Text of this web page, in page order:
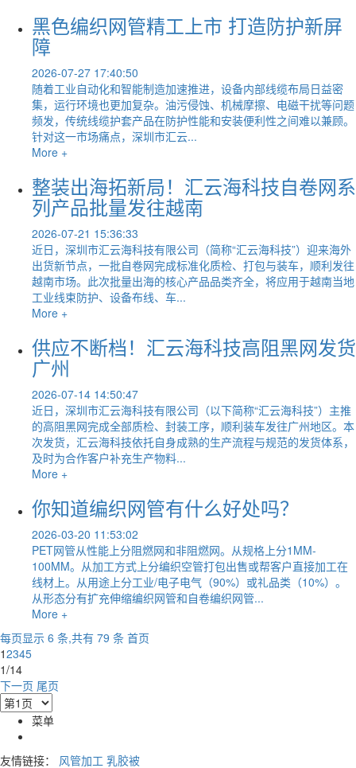
黑色编织网管精工上市 打造防护新屏
障
2026-07-27 17:40:50
随着工业自动化和智能制造加速推进，设备内部线缆布局日益密
集，运行环境也更加复杂。油污侵蚀、机械摩擦、电磁干扰等问题
频发，传统线缆护套产品在防护性能和安装便利性之间难以兼顾。
针对这一市场痛点，深圳市汇云...
More +
整装出海拓新局！汇云海科技自卷网系
列产品批量发往越南
2026-07-21 15:36:33
近日，深圳市汇云海科技有限公司（简称“汇云海科技”）迎来海外
出货新节点，一批自卷网完成标准化质检、打包与装车，顺利发往
越南市场。此次批量出海的核心产品品类齐全，将应用于越南当地
工业线束防护、设备布线、车...
More +
供应不断档！汇云海科技高阻黑网发货
广州
2026-07-14 14:50:47
近日，深圳市汇云海科技有限公司（以下简称“汇云海科技”）主推
的高阻黑网完成全部质检、封装工序，顺利装车发往广州地区。本
次发货，汇云海科技依托自身成熟的生产流程与规范的发货体系，
及时为合作客户补充生产物料...
More +
你知道编织网管有什么好处吗？
2026-03-20 11:53:02
PET网管从性能上分阻燃网和非阻燃网。从规格上分1MM-
100MM。从加工方式上分编织空管打包出售或帮客户直接加工在
线材上。从用途上分工业/电子电气（90%）或礼品类（10%）。
从形态分有扩充伸缩编织网管和自卷编织网管...
More +
每页显示 6 条,共有 79 条 首页
12345
1/14
下一页 尾页
菜单
友情链接： 风管加工 乳胶被